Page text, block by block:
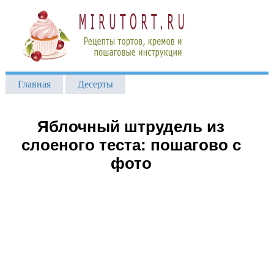
Главная Десерты
Яблочный штрудель из
слоеного теста: пошагово с
фото